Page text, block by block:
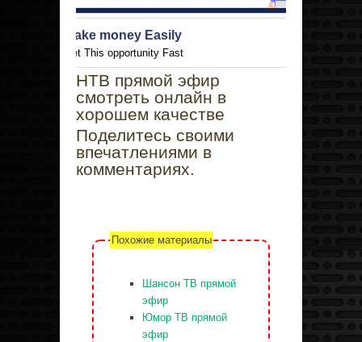
Make money Easily
Get This opportunity Fast
НТВ прямой эфир
смотреть онлайн в
хорошем качестве
Поделитесь своими
впечатлениями в
комментариях.
Похожие материалы
Шансон ТВ прямой
эфир
Юмор ТВ прямой
эфир